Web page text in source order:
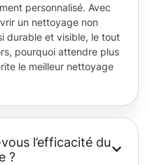
personnalisé. Avec
un nettoyage non
durable et visible, le tout
pourquoi attendre plus
le meilleur nettoyage
l’efficacité du
?